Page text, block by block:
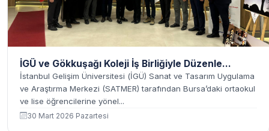
İGÜ ve Gökkuşağı Koleji İş Birliğiyle Düzenle...
İstanbul Gelişim Üniversitesi (İGÜ) Sanat ve Tasarım Uygulama
ve Araştırma Merkezi (SATMER) tarafından Bursa’daki ortaokul
ve lise öğrencilerine yönel...
30 Mart 2026 Pazartesi